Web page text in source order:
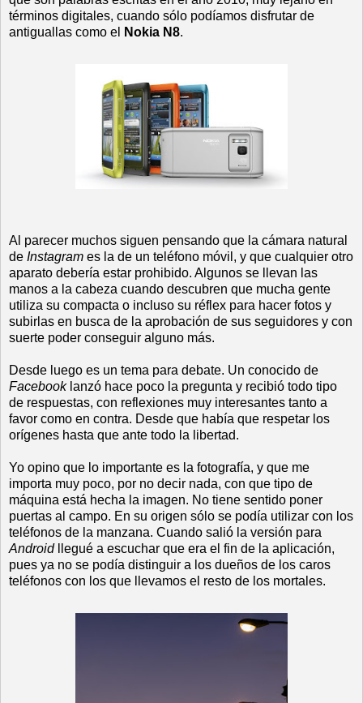
términos digitales, cuando sólo podíamos disfrutar de
antiguallas como el
Nokia N8.
Al parecer muchos siguen pensando que la cámara natural
de Instagram es la de un teléfono móvil, y que cualquier otro
aparato debería estar prohibido. Algunos se llevan las
manos a la cabeza cuando descubren que mucha gente
utiliza su compacta o incluso su réflex para hacer fotos y
subirlas en busca de la aprobación de sus seguidores y con
suerte poder conseguir alguno más.
Desde luego es un tema para debate. Un conocido de
Facebook lanzó hace poco la pregunta y recibió todo tipo
de respuestas, con reflexiones muy interesantes tanto a
favor como en contra. Desde que había que respetar los
orígenes hasta que ante todo la libertad.
Yo opino que lo importante es la fotografía, y que me
importa muy poco, por no decir nada, con que tipo de
máquina está hecha la imagen. No tiene sentido poner
puertas al campo. En su origen sólo se podía utilizar con los
teléfonos de la manzana. Cuando salió la versión para
Android
llegué a escuchar que era el fin de la aplicación,
pues ya no se podía distinguir a los dueños de los caros
teléfonos con los que llevamos el resto de los mortales.